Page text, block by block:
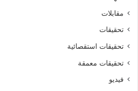
مقابلات
تحقيقات
تحقيقات استقصائية
تحقيقات معمقة
فيديو